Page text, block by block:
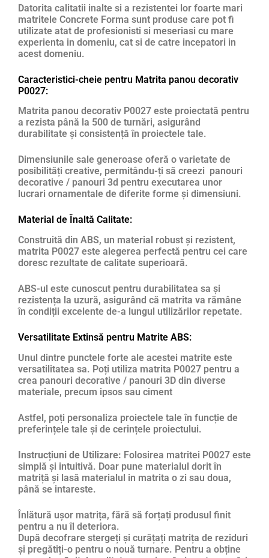
Datorita calitatii inalte si a rezistentei lor foarte mari
matritele Concrete Forma sunt produse care pot fi
utilizate atat de profesionisti si meseriasi cu mare
experienta in domeniu, cat si de catre incepatori in
acest domeniu.
Caracteristici-cheie pentru Matrita panou decorativ
P0027:
Matrita panou decorativ P0027 este proiectată pentru
a rezista până la 500 de turnări, asigurând
durabilitate și consistență în proiectele tale.
Dimensiunile sale generoase oferă o varietate de
posibilități creative, permitându-ți să creezi panouri
decorative / panouri 3d pentru executarea unor
lucrari ornamentale de diferite forme și dimensiuni.
Material de Înaltă Calitate:
Construită din ABS, un material robust și rezistent,
matrita P0027 este alegerea perfectă pentru cei care
doresc rezultate de calitate superioară.
ABS-ul este cunoscut pentru durabilitatea sa și
rezistența la uzură, asigurând că matrita va rămâne
în condiții excelente de-a lungul utilizărilor repetate.
Versatilitate Extinsă pentru Matrite ABS:
Unul dintre punctele forte ale acestei matrite este
versatilitatea sa. Poți utiliza matrita P0027 pentru a
crea panouri decorative / panouri 3D din diverse
materiale, precum ipsos sau ciment
Astfel, poți personaliza proiectele tale în funcție de
preferințele tale și de cerințele proiectului.
Instrucțiuni de Utilizare: Folosirea matritei P0027 este
simplă și intuitivă. Doar pune materialul dorit în
matriță și lasă materialul in matrita o zi sau doua,
până se intareste.
Înlătură ușor matrița, fără să forțați produsul finit
pentru a nu îl deteriora.
După decofrare stergeți și curățați matrița de reziduri
și pregătiți-o pentru o nouă turnare. Pentru a obține